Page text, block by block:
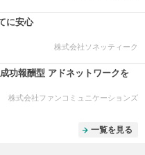
に安心
株式会社ソネッティーク
功報酬型 アドネットワークを
株式会社ファンコミュニケーションズ
一覧を見る